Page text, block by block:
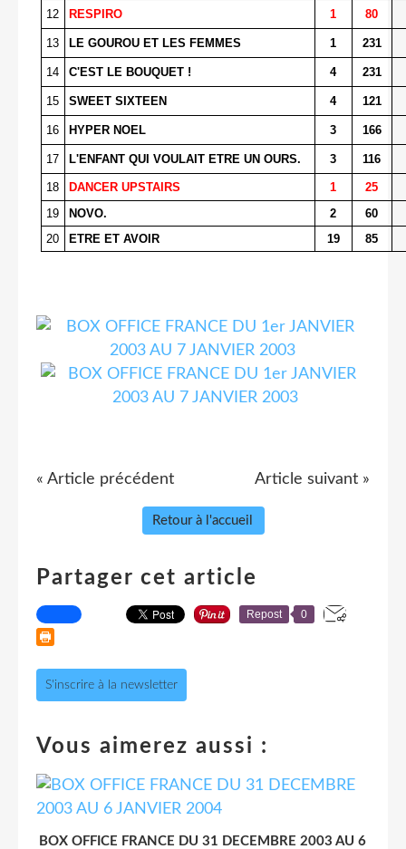
12 RESPIRO 1 80
13 LE GOUROU ET LES FEMMES 1 231
14 C'EST LE BOUQUET ! 4 231
15 SWEET SIXTEEN 4 121
16 HYPER NOEL 3 166
17 L'ENFANT QUI VOULAIT ETRE UN OURS. 3 116
18 DANCER UPSTAIRS 1
25
19
NOVO. 2
60
20
ETRE ET AVOIR 19 85
« Article précédent Article suivant »
Retour à l'accueil
Partager cet article
Repost 0
S'inscrire à la newsletter
Vous aimerez aussi :
BOX OFFICE FRANCE DU 31 DECEMBRE 2003 AU 6